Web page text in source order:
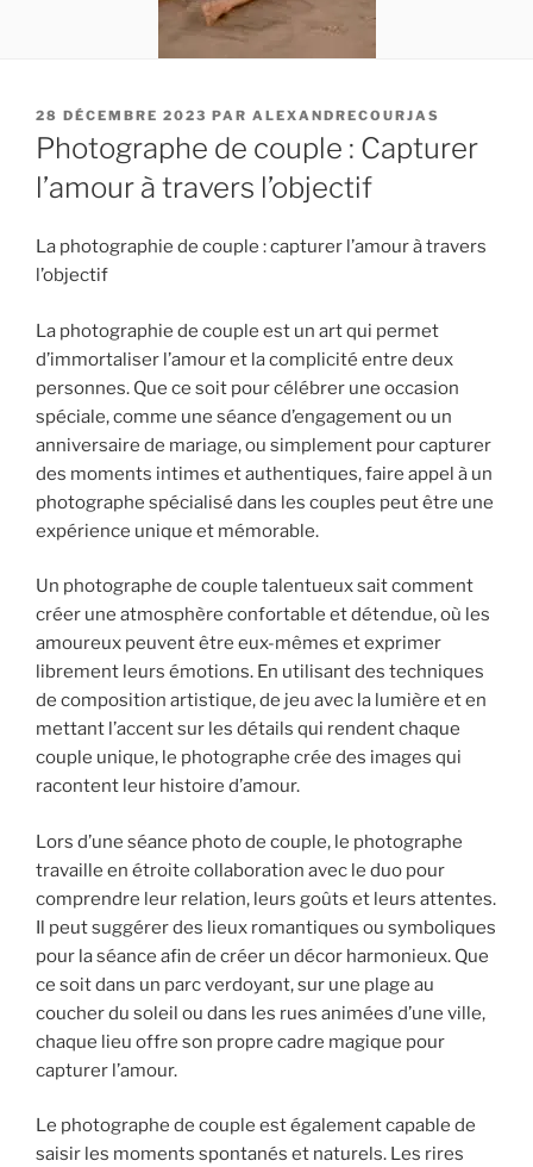
PUBLIÉ
LE
28 DÉCEMBRE 2023 PAR ALEXANDRECOURJAS
Photographe de couple : Capturer
l’amour à travers l’objectif
La photographie de couple : capturer l’amour à travers
l’objectif
La photographie de couple est un art qui permet
d’immortaliser l’amour et la complicité entre deux
personnes. Que ce soit pour célébrer une occasion
spéciale, comme une séance d’engagement ou un
anniversaire de mariage, ou simplement pour capturer
des moments intimes et authentiques, faire appel à un
photographe spécialisé dans les couples peut être une
expérience unique et mémorable.
Un photographe de couple talentueux sait comment
créer une atmosphère confortable et détendue, où les
amoureux peuvent être eux-mêmes et exprimer
librement leurs émotions. En utilisant des techniques
de composition artistique, de jeu avec la lumière et en
mettant l’accent sur les détails qui rendent chaque
couple unique, le photographe crée des images qui
racontent leur histoire d’amour.
Lors d’une séance photo de couple, le photographe
travaille en étroite collaboration avec le duo pour
comprendre leur relation, leurs goûts et leurs attentes.
Il peut suggérer des lieux romantiques ou symboliques
pour la séance afin de créer un décor harmonieux. Que
ce soit dans un parc verdoyant, sur une plage au
coucher du soleil ou dans les rues animées d’une ville,
chaque lieu offre son propre cadre magique pour
capturer l’amour.
Le photographe de couple est également capable de
saisir les moments spontanés et naturels. Les rires